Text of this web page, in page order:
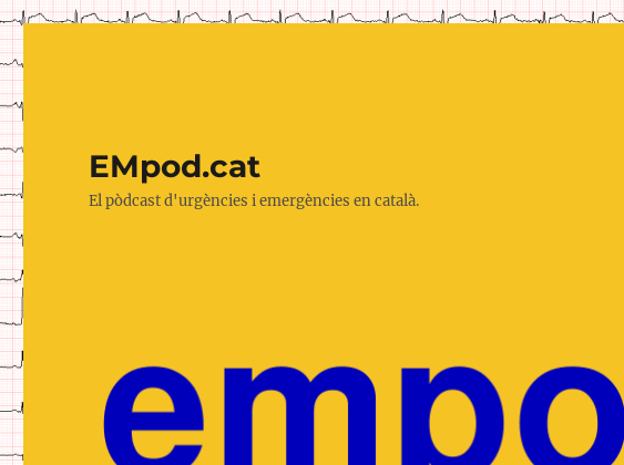
EMpod.cat
El pòdcast d'urgències i emergències en català.